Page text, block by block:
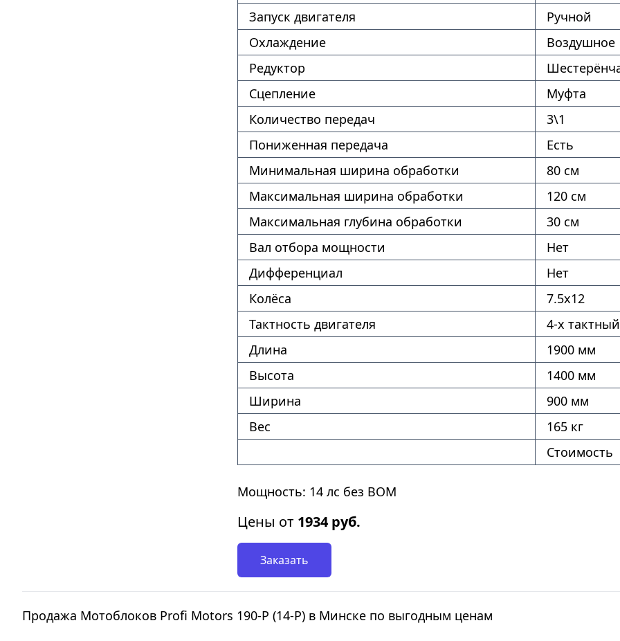
Запуск двигателя
Ручной
Охлаждение
Воздушное
Редуктор
Сцепление
Муфта
Количество передач
3\1
Пониженная передача
Есть
Минимальная ширина обработки
80 см
Максимальная ширина обработки
120 см
Максимальная глубина обработки
30 см
Вал отбора мощности
Нет
Дифференциал
Нет
Колёса
7.5х12
Тактность двигателя
4-х тактный
Длина
1900 мм
Высота
1400 мм
Ширина
900 мм
Вес
165 кг
Стоимость
Мощность: 14 лс без ВОМ
Цены от 1934 руб.
Заказать
Продажа Мотоблоков Profi Motors 190-P (14-P) в Минске по выгодным ценам